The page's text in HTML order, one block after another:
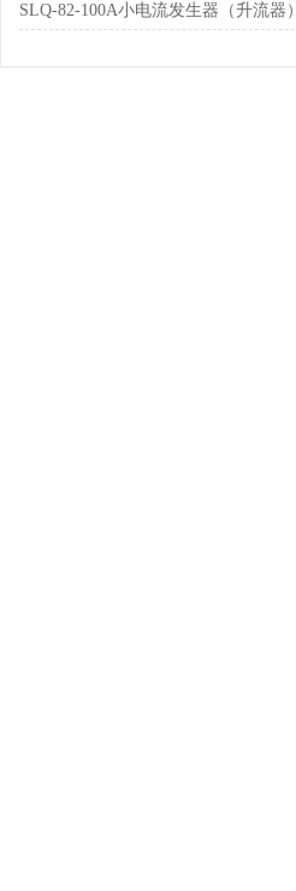
SLQ-82-100A小电流发生器（升流器）